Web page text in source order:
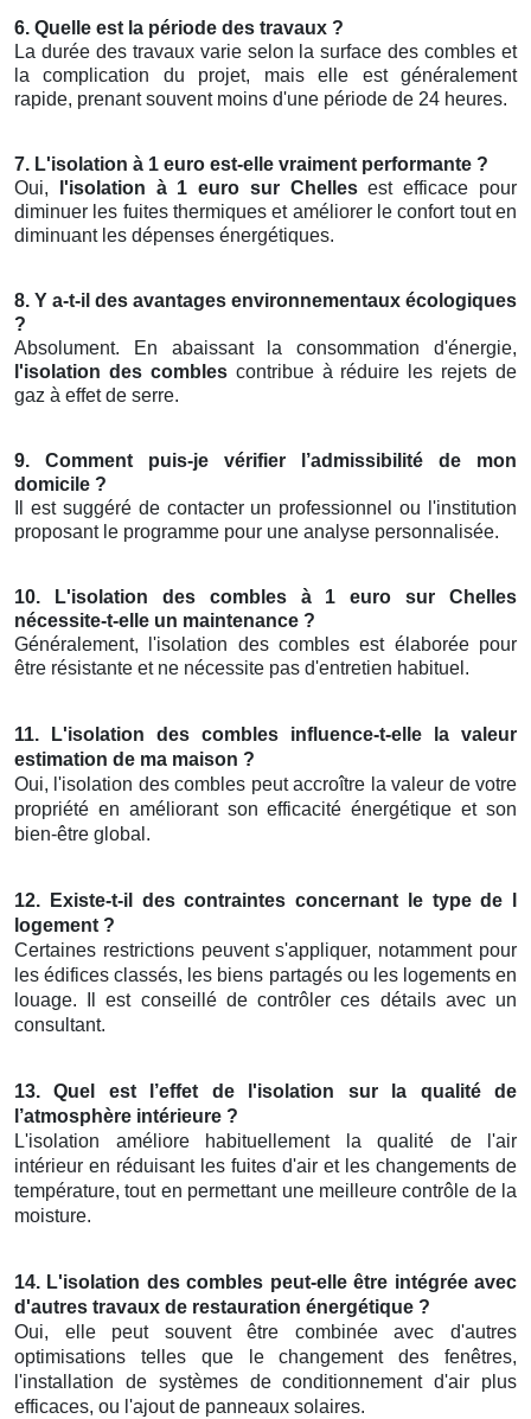
6. Quelle est la période des travaux ?
La durée des travaux varie selon la surface des combles et
la complication du projet, mais elle est généralement
rapide, prenant souvent moins d'une période de 24 heures.
7. L'isolation à 1 euro est-elle vraiment performante ?
Oui,
l'isolation à 1 euro sur Chellesest efficace pour
diminuer les fuites thermiques et améliorer le confort tout en
diminuant les dépenses énergétiques.
8. Y a-t-il des avantages environnementaux écologiques
?
Absolument. En abaissant la consommation d'énergie,
l'isolation des comblescontribue à réduire les rejets de
gaz à effet de serre.
9. Comment puis-je vérifier l’admissibilité de mon
domicile ?
Il est suggéré de contacter un professionnel ou l'institution
proposant le programme pour une analyse personnalisée.
10. L'isolation des combles à 1 euro sur Chelles
nécessite-t-elle un maintenance ?
Généralement, l'isolation des combles est élaborée pour
être résistante et ne nécessite pas d'entretien habituel.
11. L'isolation des combles influence-t-elle la valeur
estimation de ma maison ?
Oui, l'isolation des combles peut accroître la valeur de votre
propriété en améliorant son efficacité énergétique et son
bien-être global.
12. Existe-t-il des contraintes concernant le type de l
logement ?
Certaines restrictions peuvent s'appliquer, notamment pour
les édifices classés, les biens partagés ou les logements en
louage. Il est conseillé de contrôler ces détails avec un
consultant.
13. Quel est l’effet de l'isolation sur la qualité de
l’atmosphère intérieure ?
L'isolation améliore habituellement la qualité de l'air
intérieur en réduisant les fuites d'air et les changements de
température, tout en permettant une meilleure contrôle de la
moisture.
14. L'isolation des combles peut-elle être intégrée avec
d'autres travaux de restauration énergétique ?
Oui, elle peut souvent être combinée avec d'autres
optimisations telles que le changement des fenêtres,
l'installation de systèmes de conditionnement d'air plus
efficaces, ou l'ajout de panneaux solaires.